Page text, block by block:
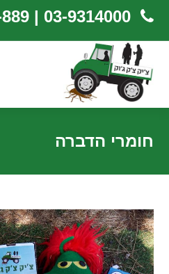
03-9314000 | 1-700-500-889
חומרי הדברה